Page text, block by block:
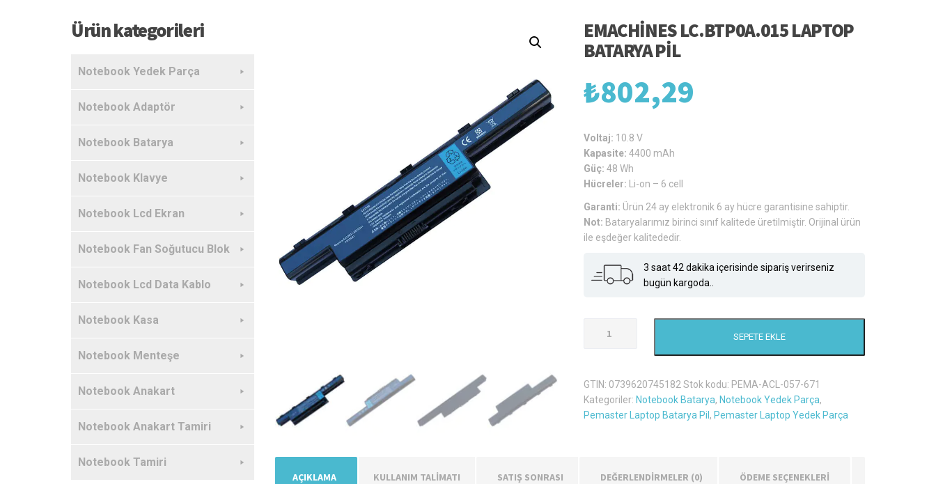
EMACHINES LC.BTP0A.015 LAPTOP
BATARYA PIL
₺802,29
Voltaj: 10.8 V
Kapasite:4400 mAh
Güç:48 Wh
Hücreler:
Li-on – 6 cell
Garanti: Ürün 24 ay elektronik 6 ay hücre garantisine sahiptir.
Not: Bataryalarımız birinci sınıf kalitede üretilmiştir. Orijinal ürün
ile eşdeğer kalitededir.
3 saat 42 dakika içerisinde sipariş verirseniz
bugün kargoda..
Lc.Btp0A.015
Pil
adet
SEPETE EKLE
GTIN: 0739620745182 Stok kodu: PEMA-ACL-057-671
Kategoriler: Notebook Batarya, Notebook Yedek Parça,
Pemaster Laptop Batarya Pil , Pemaster Laptop Yedek Parça
AÇIKLAMA KULLANIM TALİMATI SATIŞ SONRASI DEĞERLENDIRMELER (0) ÖDEME SEÇENEKLERİ
Ürün kategorileri
Notebook Yedek Parça
Notebook Adaptör
Notebook Batarya
Notebook Klavye
Notebook Lcd Ekran
Notebook Fan Soğutucu Blok
Notebook Lcd Data Kablo
Notebook Kasa
Notebook Menteşe
Notebook Anakart
Notebook Anakart Tamiri
Notebook Tamiri